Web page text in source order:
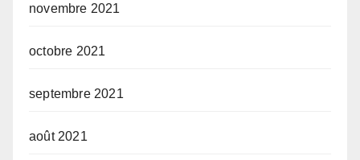
novembre 2021
octobre 2021
septembre 2021
août 2021